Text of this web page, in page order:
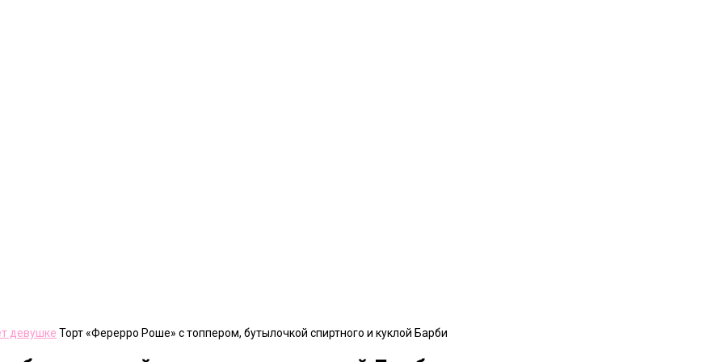
девушке Торт «Ферерро Роше» c топпером, бутылочкой спиртного и куклой Барби